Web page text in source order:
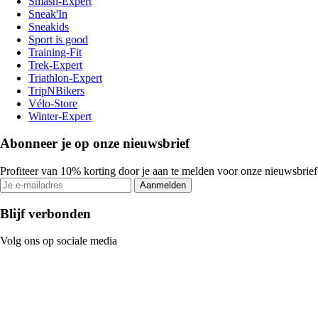
Sneak'In
Sneakids
Sport is good
Training-Fit
Trek-Expert
Triathlon-Expert
TripNBikers
Vélo-Store
Winter-Expert
Abonneer je op onze nieuwsbrief
Profiteer van 10% korting door je aan te melden voor onze nieuwsbrief
Aanmelden
Blijf verbonden
Volg ons op sociale media